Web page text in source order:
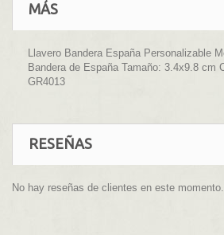
MÁS
Llavero Bandera España Personalizable
Bandera de España Tamaño: 3.4x9.8 cm
GR4013
RESEÑAS
No hay reseñas de clientes en este momento.